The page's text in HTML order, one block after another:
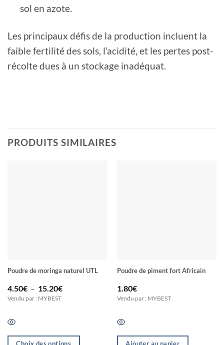
sol en azote.
Les principaux défis de la production incluent la
faible fertilité des sols, l’acidité, et les pertes post-
récolte dues à un stockage inadéquat.
PRODUITS SIMILAIRES
Poudre de moringa naturel UTL
4.50€ – 15.20€Plage
Vendu par : MYBEST
Choix des options
Poudre de piment fort Africain
1.80€
Vendu par : MYBEST
Ajouter au panier